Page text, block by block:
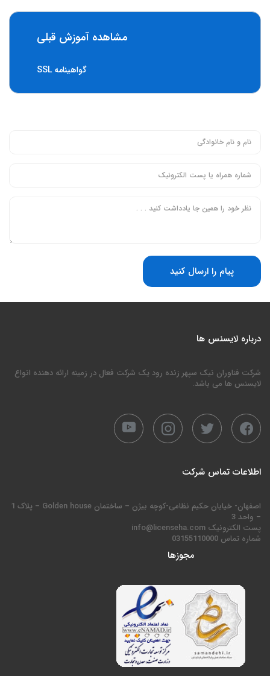
مشاهده آموزش قبلی
گواهینامه SSL
پیام را ارسال کنید
درباره لایسنس ها
شرکت فناوران نیک سپهر زنده رود یک شرکت فعال در زمینه ارائه دهنده انواع
لایسنس ها می باشد.
اطلاعات تماس شرکت
اصفهان- خیابان حکیم نظامی-کوچه بیژن – ساختمان Golden house – پلاک 1
– واحد 3
پست الکترونیک info@licenseha.com
شماره تماس 03155110000
مجوزها